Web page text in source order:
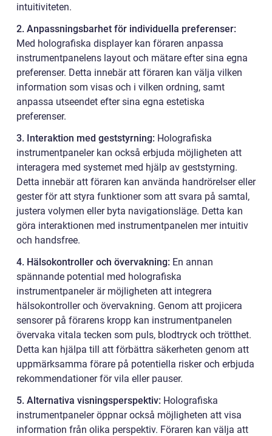
intuitiviteten.
2. Anpassningsbarhet för individuella preferenser:
Med holografiska displayer kan föraren anpassa
instrumentpanelens layout och mätare efter sina egna
preferenser. Detta innebär att föraren kan välja vilken
information som visas och i vilken ordning, samt
anpassa utseendet efter sina egna estetiska
preferenser.
3. Interaktion med geststyrning: Holografiska
instrumentpaneler kan också erbjuda möjligheten att
interagera med systemet med hjälp av geststyrning.
Detta innebär att föraren kan använda handrörelser eller
gester för att styra funktioner som att svara på samtal,
justera volymen eller byta navigationsläge. Detta kan
göra interaktionen med instrumentpanelen mer intuitiv
och handsfree.
4. Hälsokontroller och övervakning: En annan
spännande potential med holografiska
instrumentpaneler är möjligheten att integrera
hälsokontroller och övervakning. Genom att projicera
sensorer på förarens kropp kan instrumentpanelen
övervaka vitala tecken som puls, blodtryck och trötthet.
Detta kan hjälpa till att förbättra säkerheten genom att
uppmärksamma förare på potentiella risker och erbjuda
rekommendationer för vila eller pauser.
5. Alternativa visningsperspektiv: Holografiska
instrumentpaneler öppnar också möjligheten att visa
information från olika perspektiv. Föraren kan välja att